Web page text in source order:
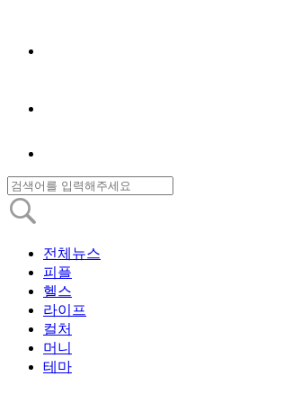
전체뉴스
피플
헬스
라이프
컬처
머니
테마